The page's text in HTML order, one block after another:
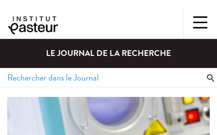
LE JOURNAL DE LA RECHERCHE